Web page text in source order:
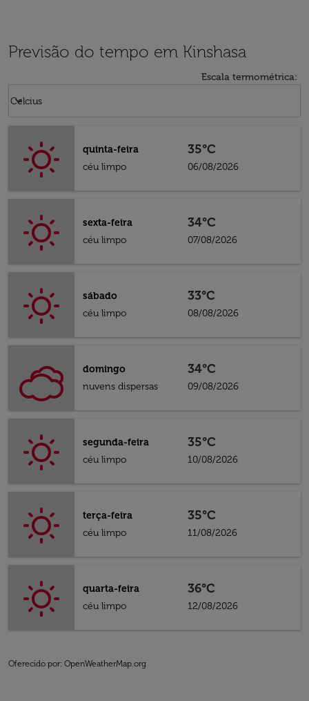
Previsão do tempo em Kinshasa
Escala termométrica:
Celcius
keyboard_arrow_down
quinta-feira
céu limpo
35°C
06/08/2026
sexta-feira
céu limpo
34°C
07/08/2026
sábado
céu limpo
33°C
08/08/2026
domingo
nuvens dispersas
34°C
09/08/2026
segunda-feira
céu limpo
35°C
10/08/2026
terça-feira
céu limpo
35°C
11/08/2026
quarta-feira
céu limpo
36°C
12/08/2026
Oferecido por: OpenWeatherMap.org